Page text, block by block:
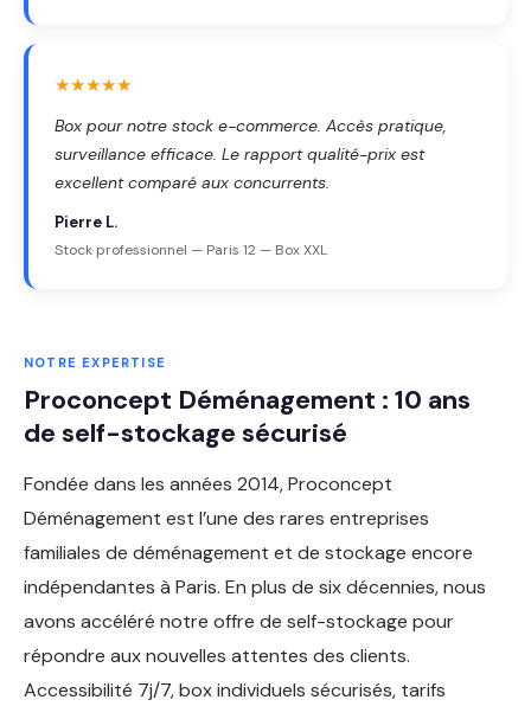
★★★★★
Box pour notre stock e-commerce. Accès pratique,
surveillance efficace. Le rapport qualité-prix est
excellent comparé aux concurrents.
Pierre L.
Stock professionnel — Paris 12 — Box XXL
NOTRE EXPERTISE
Proconcept Déménagement : 10 ans
de self-stockage sécurisé
Fondée dans les années 2014, Proconcept
Déménagement est l’une des rares entreprises
familiales de déménagement et de stockage encore
indépendantes à Paris. En plus de six décennies, nous
avons accéléré notre offre de self-stockage pour
répondre aux nouvelles attentes des clients.
Accessibilité 7j/7, box individuels sécurisés, tarifs